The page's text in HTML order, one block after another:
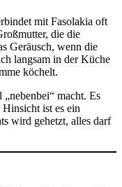
mit Fasolakia oft
die die
Geräusch, wenn die
langsam in der Küche
köchelt.
macht. Es
ist es ein
wird gehetzt, alles darf